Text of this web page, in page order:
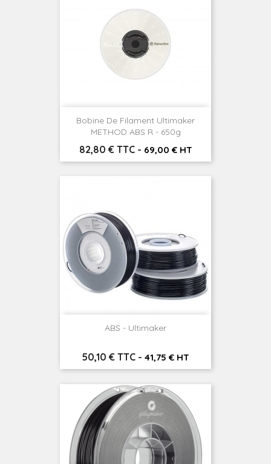
Bobine De Filament Ultimaker
METHOD ABS R - 650g
Prix
82,80 € TTC - 69,00 € HT
ABS - Ultimaker
Prix
50,10 € TTC - 41,75 € HT